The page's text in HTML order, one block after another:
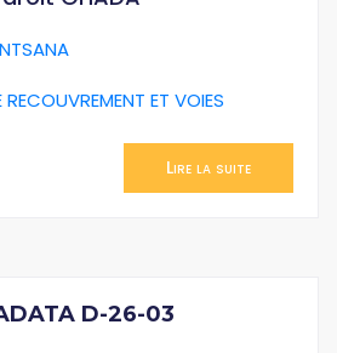
RECOUVREMENT ET VOIES
Lire la suite
D-26-03